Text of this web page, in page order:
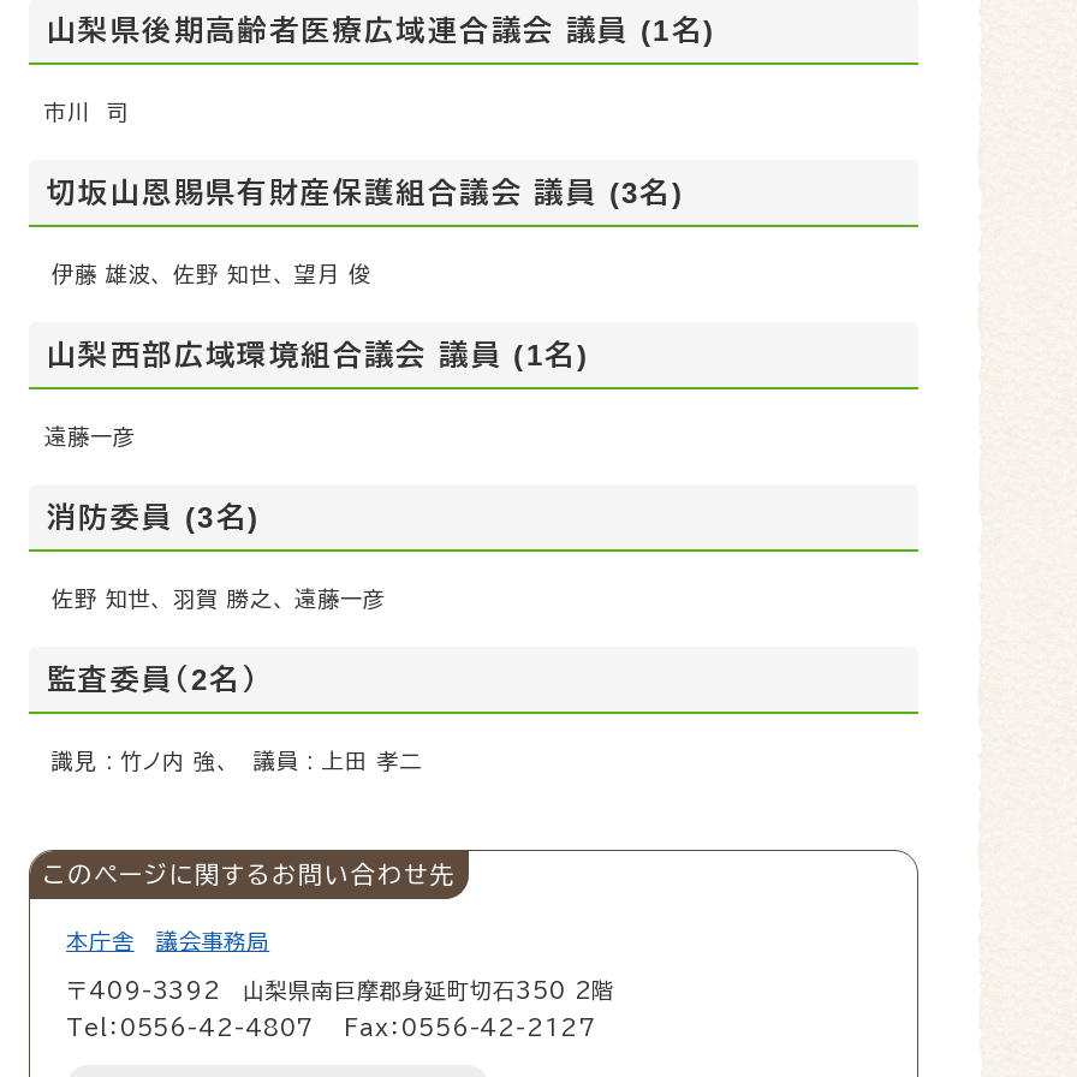
山梨県後期高齢者医療広域連合議会 議員 (1名)
市川 司
切坂山恩賜県有財産保護組合議会 議員 (3名)
伊藤 雄波、 佐野 知世、 望月 俊
山梨西部広域環境組合議会 議員 (1名)
遠藤一彦
消防委員 (3名)
佐野 知世、 羽賀 勝之、 遠藤一彦
監査委員（2名）
識見 : 竹ノ内 強、 議員 : 上田 孝二
このページに関するお問い合わせ先
本庁舎 議会事務局
〒409-3392
山梨県南巨摩郡身延町切石350 2階
Tel：0556-42-4807
Fax：0556-42-2127